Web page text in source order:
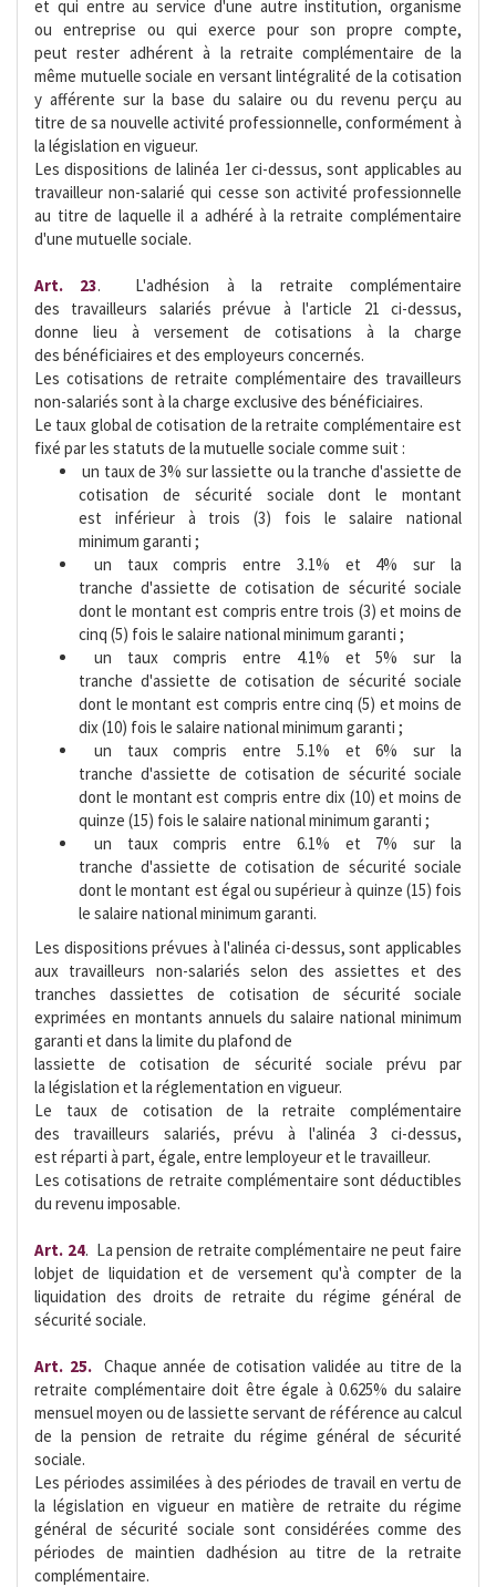
et qui entre au service d'une autre institution, organisme
ou entreprise ou qui exerce pour son propre compte,
peut rester adhérent à la retraite complémentaire de la
même mutuelle sociale en versant lintégralité de la cotisation
y afférente sur la base du salaire ou du revenu perçu au
titre de sa nouvelle activité professionnelle, conformément à
la législation en vigueur.
Les dispositions de lalinéa 1er ci-dessus, sont applicables au
travailleur non-salarié qui cesse son activité professionnelle
au titre de laquelle il a adhéré à la retraite complémentaire
d'une mutuelle sociale.
Art. 23.  L'adhésion à la retraite complémentaire
des travailleurs salariés prévue à l'article 21 ci-dessus,
donne lieu à versement de cotisations à la charge
des bénéficiaires et des employeurs concernés.
Les cotisations de retraite complémentaire des travailleurs
non-salariés sont à la charge exclusive des bénéficiaires.
Le taux global de cotisation de la retraite complémentaire est
fixé par les statuts de la mutuelle sociale comme suit :
 un taux de 3% sur lassiette ou la tranche d'assiette de
cotisation de sécurité sociale dont le montant
est inférieur à trois (3) fois le salaire national
minimum garanti ;
 un taux compris entre 3.1% et 4% sur la
tranche d'assiette de cotisation de sécurité sociale
dont le montant est compris entre trois (3) et moins de
cinq (5) fois le salaire national minimum garanti ;
 un taux compris entre 4.1% et 5% sur la
tranche d'assiette de cotisation de sécurité sociale
dont le montant est compris entre cinq (5) et moins de
dix (10) fois le salaire national minimum garanti ;
 un taux compris entre 5.1% et 6% sur la
tranche d'assiette de cotisation de sécurité sociale
dont le montant est compris entre dix (10) et moins de
quinze (15) fois le salaire national minimum garanti ;
 un taux compris entre 6.1% et 7% sur la
tranche d'assiette de cotisation de sécurité sociale
dont le montant est égal ou supérieur à quinze (15) fois
le salaire national minimum garanti.
Les dispositions prévues à l'alinéa ci-dessus, sont applicables
aux travailleurs non-salariés selon des assiettes et des
tranches dassiettes de cotisation de sécurité sociale
exprimées en montants annuels du salaire national minimum
garanti et dans la limite du plafond de
lassiette de cotisation de sécurité sociale prévu par
la législation et la réglementation en vigueur.
Le taux de cotisation de la retraite complémentaire
des travailleurs salariés, prévu à l'alinéa 3 ci-dessus,
est réparti à part, égale, entre lemployeur et le travailleur.
Les cotisations de retraite complémentaire sont déductibles
du revenu imposable.
Art. 24.  La pension de retraite complémentaire ne peut faire
lobjet de liquidation et de versement qu'à compter de la
liquidation des droits de retraite du régime général de
sécurité sociale.
Art. 25.  Chaque année de cotisation validée au titre de la
retraite complémentaire doit être égale à 0.625% du salaire
mensuel moyen ou de lassiette servant de référence au calcul
de la pension de retraite du régime général de sécurité
sociale.
Les périodes assimilées à des périodes de travail en vertu de
la législation en vigueur en matière de retraite du régime
général de sécurité sociale sont considérées comme des
périodes de maintien dadhésion au titre de la retraite
complémentaire.